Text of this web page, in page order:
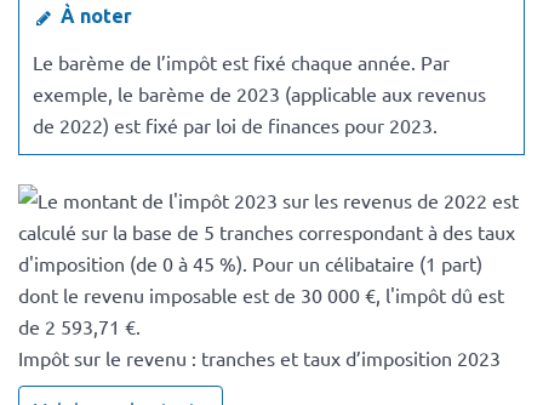
À noter
Le barème de l’impôt est fixé chaque année. Par
exemple, le barème de 2023 (applicable aux revenus
de 2022) est fixé par loi de finances pour 2023.
Impôt sur le revenu : tranches et taux d’imposition 2023